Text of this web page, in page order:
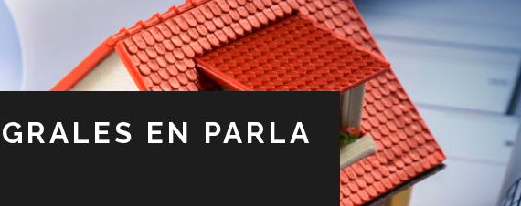
EN PARLA